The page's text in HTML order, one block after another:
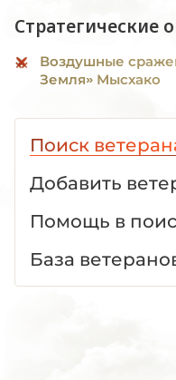
Стратегические
Воздушные
Земля» Мысхако
Поиск
Добавить
Помощь в
База